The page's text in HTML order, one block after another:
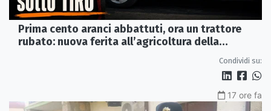
Prima cento aranci abbattuti, ora un trattore
rubato: nuova ferita all’agricoltura della
Condividi su:
17 ore fa